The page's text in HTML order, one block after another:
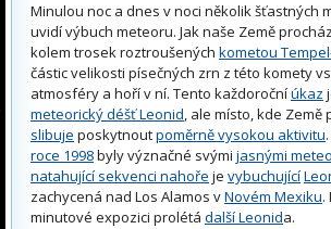
Minulou noc a dnes v noci několik šťastných
uvidí výbuch meteoru. Jak naše Země
kolem trosek roztroušených kometou
částic velikosti písečných zrn z této komety
atmosféry a hoří v ní. Tento každoročníúkaz
meteorický déšť Leonid, ale místo, kde
slibuje poskytnoutpoměrně vysokou aktivitu
roce 1998byly význačné svými jasnými
natahující sekvenci nahoře je vybuchující
zachycená nad Los Alamos vNovém Mexiku.
minutové expozici prolétá další Leonida.